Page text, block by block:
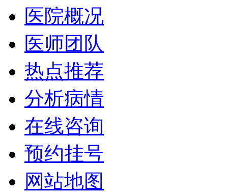
医院概况
医师团队
热点推荐
分析病情
在线咨询
预约挂号
网站地图